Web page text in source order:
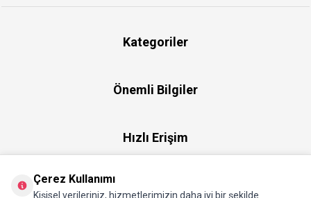
Kategoriler
Önemli Bilgiler
Hızlı Erişim
Çerez Kullanımı
Kişisel verileriniz, hizmetlerimizin daha iyi bir şekilde